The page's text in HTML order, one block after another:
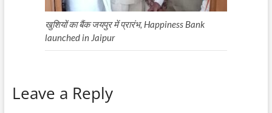
खुशियों का बैंक जयपुर में प्रारंभ, Happiness Bank
launched in Jaipur
Leave a Reply